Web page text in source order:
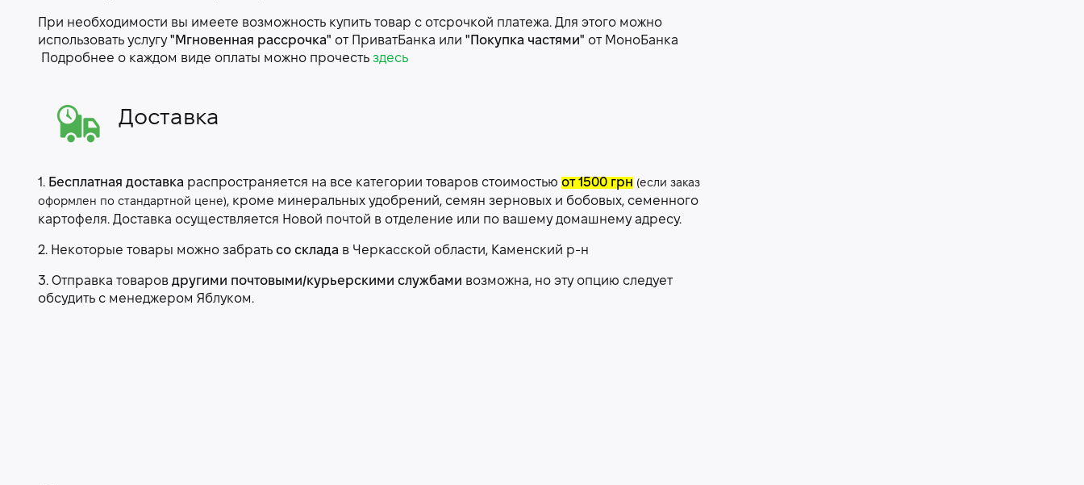
При необходимости вы имеете возможность купить товар с отсрочкой платежа. Для этого можно
использовать услугу "Мгновенная рассрочка" от ПриватБанка или "Покупка частями" от МоноБанка
Подробнее о каждом виде оплаты можно прочесть здесь
Доставка
1. Бесплатная доставка распространяется на все категории товаров стоимостью от 1500 грн (если заказ
оформлен по стандартной цене), кроме минеральных удобрений, семян зерновых и бобовых, семенного
картофеля. Доставка осуществляется Новой почтой в отделение или по вашему домашнему адресу.
2. Некоторые товары можно забрать со склада в Черкасской области, Каменский р-н
3. Отправка товаров другими почтовыми/курьерскими службами возможна, но эту опцию следует
обсудить с менеджером Яблуком.